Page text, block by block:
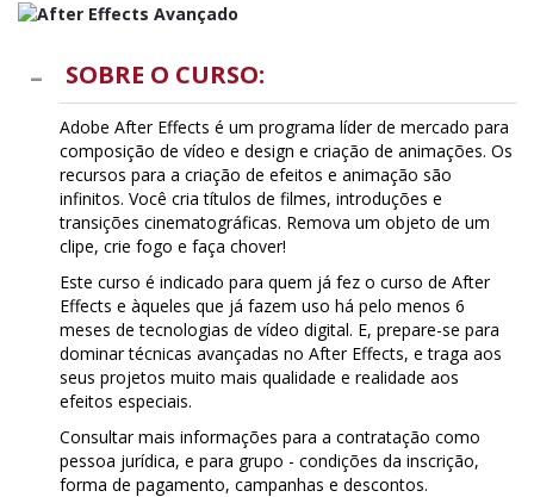
SOBRE O CURSO:
Adobe After Effects é um programa líder de mercado para
composição de vídeo e design e criação de animações. Os
recursos para a criação de efeitos e animação são
infinitos. Você cria títulos de filmes, introduções e
transições cinematográficas. Remova um objeto de um
clipe, crie fogo e faça chover!
Este curso é indicado para quem já fez o curso de After
Effects e àqueles que já fazem uso há pelo menos 6
meses de tecnologias de vídeo digital. E, prepare-se para
dominar técnicas avançadas no After Effects, e traga aos
seus projetos muito mais qualidade e realidade aos
efeitos especiais.
Consultar mais informações para a contratação como
pessoa jurídica, e para grupo - condições da inscrição,
forma de pagamento, campanhas e descontos.